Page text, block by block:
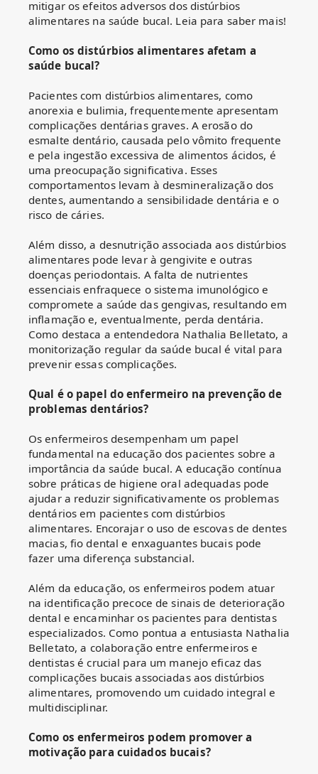
mitigar os efeitos adversos dos distúrbios
alimentares na saúde bucal. Leia para saber mais!
Como os distúrbios alimentares afetam a
saúde bucal?
Pacientes com distúrbios alimentares, como
anorexia e bulimia, frequentemente apresentam
complicações dentárias graves. A erosão do
esmalte dentário, causada pelo vômito frequente
e pela ingestão excessiva de alimentos ácidos, é
uma preocupação significativa. Esses
comportamentos levam à desmineralização dos
dentes, aumentando a sensibilidade dentária e o
risco de cáries.
Além disso, a desnutrição associada aos distúrbios
alimentares pode levar à gengivite e outras
doenças periodontais. A falta de nutrientes
essenciais enfraquece o sistema imunológico e
compromete a saúde das gengivas, resultando em
inflamação e, eventualmente, perda dentária.
Como destaca a entendedora Nathalia Belletato, a
monitorização regular da saúde bucal é vital para
prevenir essas complicações.
Qual é o papel do enfermeiro na prevenção de
problemas dentários?
Os enfermeiros desempenham um papel
fundamental na educação dos pacientes sobre a
importância da saúde bucal. A educação contínua
sobre práticas de higiene oral adequadas pode
ajudar a reduzir significativamente os problemas
dentários em pacientes com distúrbios
alimentares. Encorajar o uso de escovas de dentes
macias, fio dental e enxaguantes bucais pode
fazer uma diferença substancial.
Além da educação, os enfermeiros podem atuar
na identificação precoce de sinais de deterioração
dental e encaminhar os pacientes para dentistas
especializados. Como pontua a entusiasta Nathalia
Belletato, a colaboração entre enfermeiros e
dentistas é crucial para um manejo eficaz das
complicações bucais associadas aos distúrbios
alimentares, promovendo um cuidado integral e
multidisciplinar.
Como os enfermeiros podem promover a
motivação para cuidados bucais?